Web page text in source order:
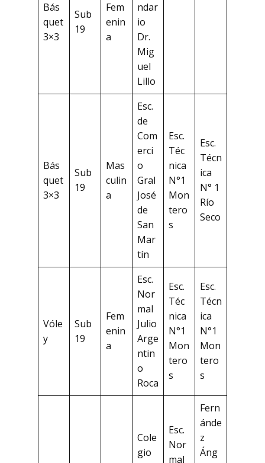
Bás
quet
3×3
Sub
19
Fem
enin
a
ndar
io
Dr.
Mig
uel
Lillo
Bás
quet
3×3
Sub
19
Mas
culin
a
Esc.
de
Com
erci
o
Gral
José
de
San
Mar
tín
Esc.
Téc
nica
N°1
Mon
tero
s
Esc.
Técn
ica
N° 1
Río
Seco
Vóle
y
Sub
19
Fem
enin
a
Esc.
Nor
mal
Julio
Arge
ntin
o
Roca
Esc.
Téc
nica
N°1
Mon
tero
s
Esc.
Técn
ica
N°1
Mon
tero
s
Cole
gio
Esc.
Nor
mal
Fern
ánde
z
Áng